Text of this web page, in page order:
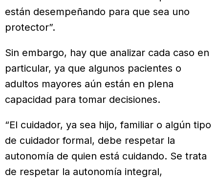
están desempeñando para que sea uno
protector”.
Sin embargo, hay que analizar cada caso en
particular, ya que algunos pacientes o
adultos mayores aún están en plena
capacidad para tomar decisiones.
“El cuidador, ya sea hijo, familiar o algún tipo
de cuidador formal, debe respetar la
autonomía de quien está cuidando. Se trata
de respetar la autonomía integral,